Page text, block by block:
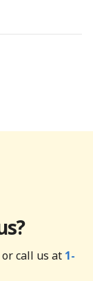
call us at 1-